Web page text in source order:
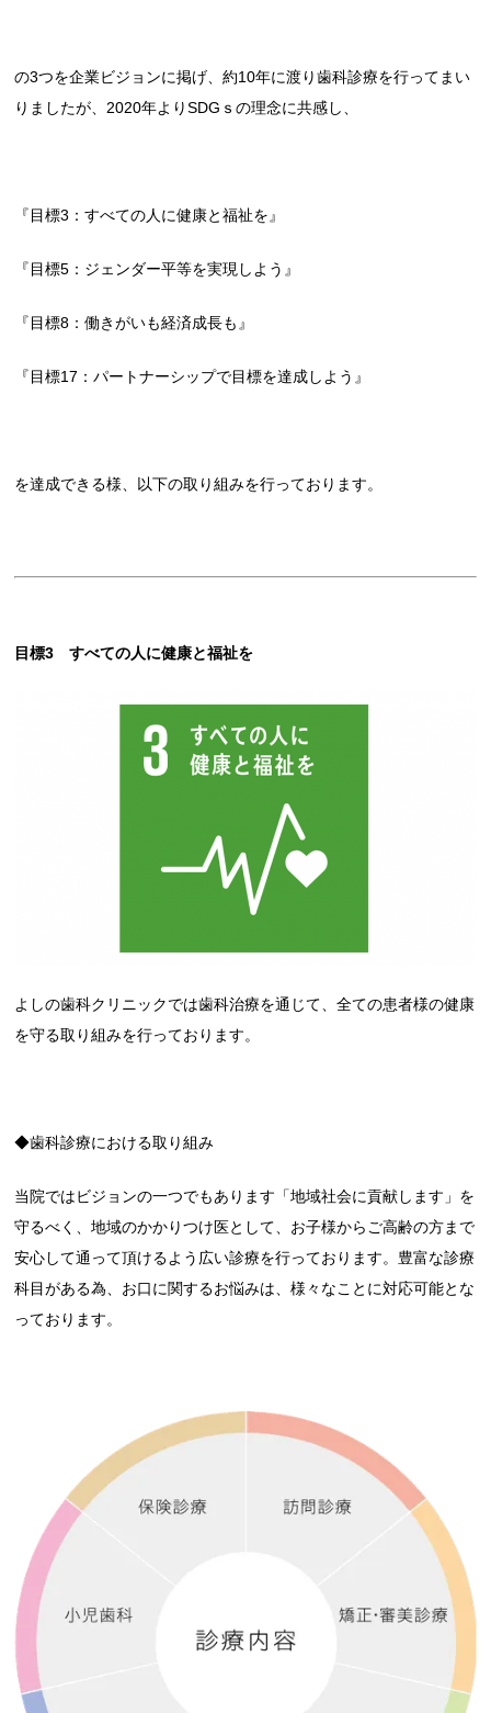
の3つを企業ビジョンに掲げ、約10年に渡り歯科診療を行ってまい
りましたが、2020年よりSDGｓの理念に共感し、
『目標3：すべての人に健康と福祉を』
『目標5：ジェンダー平等を実現しよう』
『目標8：働きがいも経済成長も』
『目標17：パートナーシップで目標を達成しよう』
を達成できる様、以下の取り組みを行っております。
目標3 すべての人に健康と福祉を
よしの歯科クリニックでは歯科治療を通じて、全ての患者様の健康
を守る取り組みを行っております。
◆歯科診療における取り組み
当院ではビジョンの一つでもあります「地域社会に貢献します」を
守るべく、地域のかかりつけ医として、お子様からご高齢の方まで
安心して通って頂けるよう広い診療を行っております。豊富な診療
科目がある為、お口に関するお悩みは、様々なことに対応可能とな
っております。